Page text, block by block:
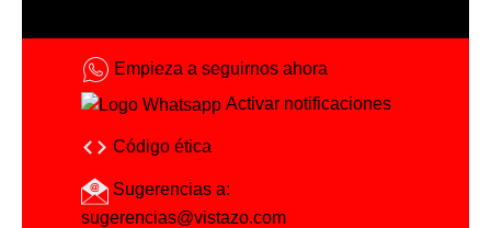
Empieza a seguirnos ahora
Activar notificaciones
Código ética
Sugerencias a:
sugerencias@vistazo.com